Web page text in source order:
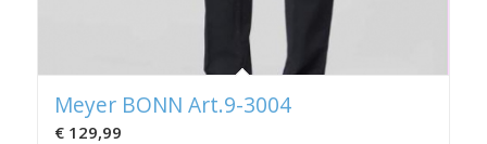
Meyer BONN Art.9-3004
€129,99